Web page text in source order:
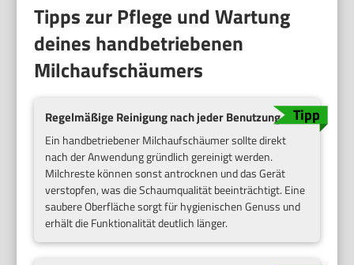
Tipps zur Pflege und Wartung
deines handbetriebenen
Milchaufschäumers
Regelmäßige Reinigung nach jeder Benutzung
Ein handbetriebener Milchaufschäumer sollte direkt
nach der Anwendung gründlich gereinigt werden.
Milchreste können sonst antrocknen und das Gerät
verstopfen, was die Schaumqualität beeinträchtigt. Eine
saubere Oberfläche sorgt für hygienischen Genuss und
erhält die Funktionalität deutlich länger.